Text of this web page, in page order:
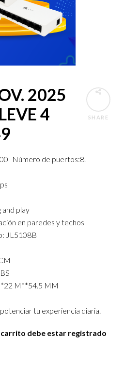
SHARE
2025
4
-Número de puertos:8.
play
en paredes y techos
JL5108B
M**54.5 MM
tu experiencia diaria.
debe estar registrado